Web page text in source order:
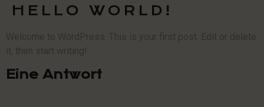
HELLO WORLD!
Welcome to WordPress. This is your first post. Edit or delete
it, then start writing!
Eine Antwort